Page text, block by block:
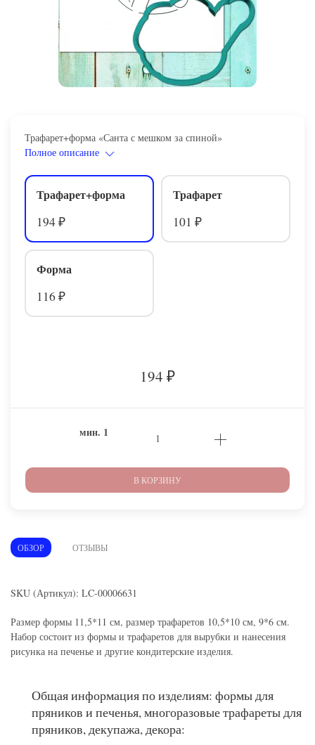
Трафарет+форма «Санта с мешком за спиной»
Полное описание
Трафарет+форма
194 ₽
Трафарет
101 ₽
Форма
116 ₽
194 ₽
мин. 1
В КОРЗИНУ
ОБЗОР ОТЗЫВЫ
SKU (Артикул): LC-00006631
Размер формы 11,5*11 см, размер трафаретов 10,5*10 см, 9*6 см.
Набор состоит из формы и трафаретов для вырубки и нанесения
рисунка на печенье и другие кондитерские изделия.
Общая информация по изделиям: формы для
пряников и печенья, многоразовые трафареты для
пряников, декупажа, декора: